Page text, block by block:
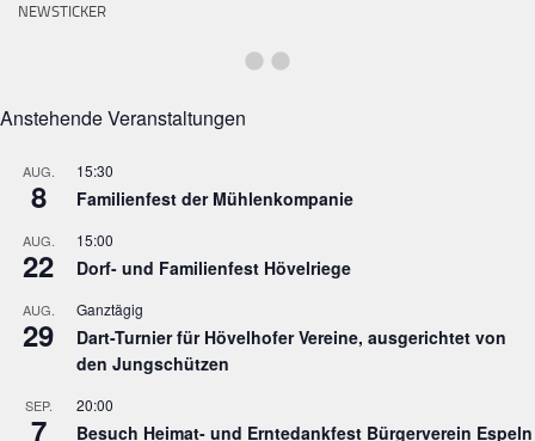
NEWSTICKER
Anstehende Veranstaltungen
AUG.
8
15:30
Familienfest der Mühlenkompanie
AUG.
22
15:00
Dorf- und Familienfest Hövelriege
AUG.
29
Ganztägig
Dart-Turnier für Hövelhofer Vereine, ausgerichtet von
den Jungschützen
SEP.
7
20:00
Besuch Heimat- und Erntedankfest Bürgerverein Espeln